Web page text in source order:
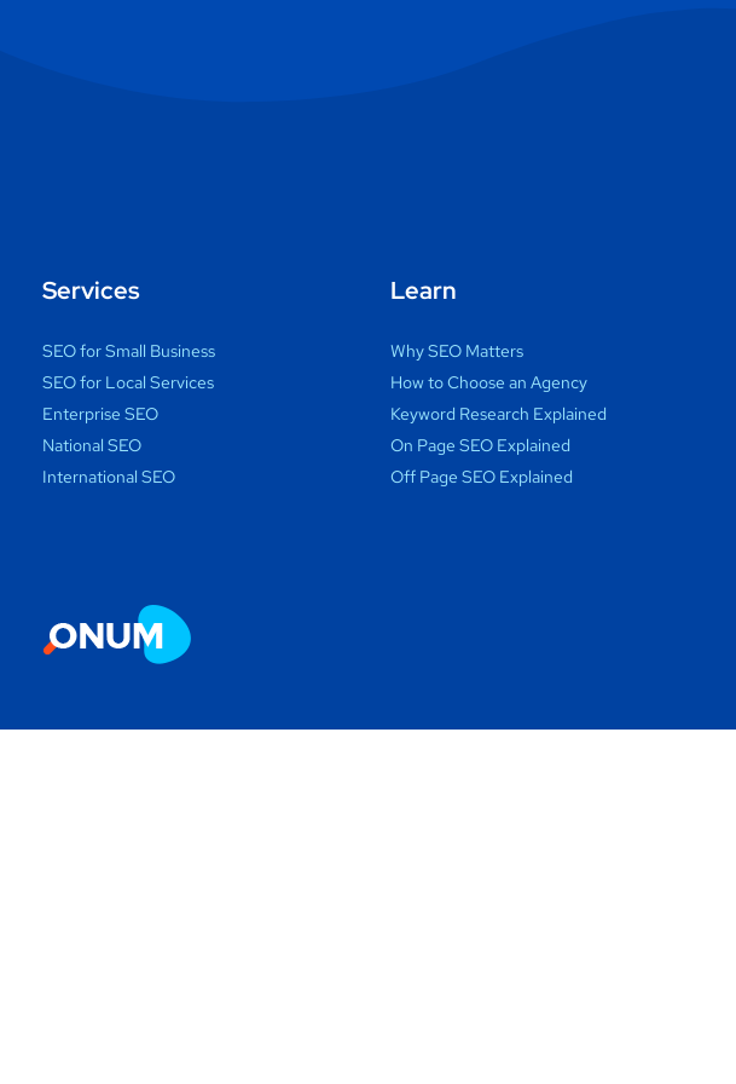
Services
SEO for Small Business
SEO for Local Services
Enterprise SEO
National SEO
International SEO
Learn
Why SEO Matters
How to Choose an Agency
Keyword Research Explained
On Page SEO Explained
Off Page SEO Explained